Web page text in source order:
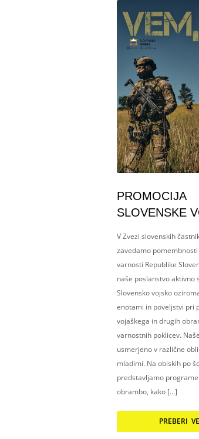
PROMOCIJA
SLOVENSKE
V Zvezi slovenskih
zavedamo
varnosti Republike
naše poslanstvo aktivno
Slovensko vojsko
enotami in poveljstvi pri
vojaškega in drugih
varnostnih poklicev.
usmerjeno v različne
mladimi. Na obiskih po
predstavljamo
obrambo, kako […]
PREBERI